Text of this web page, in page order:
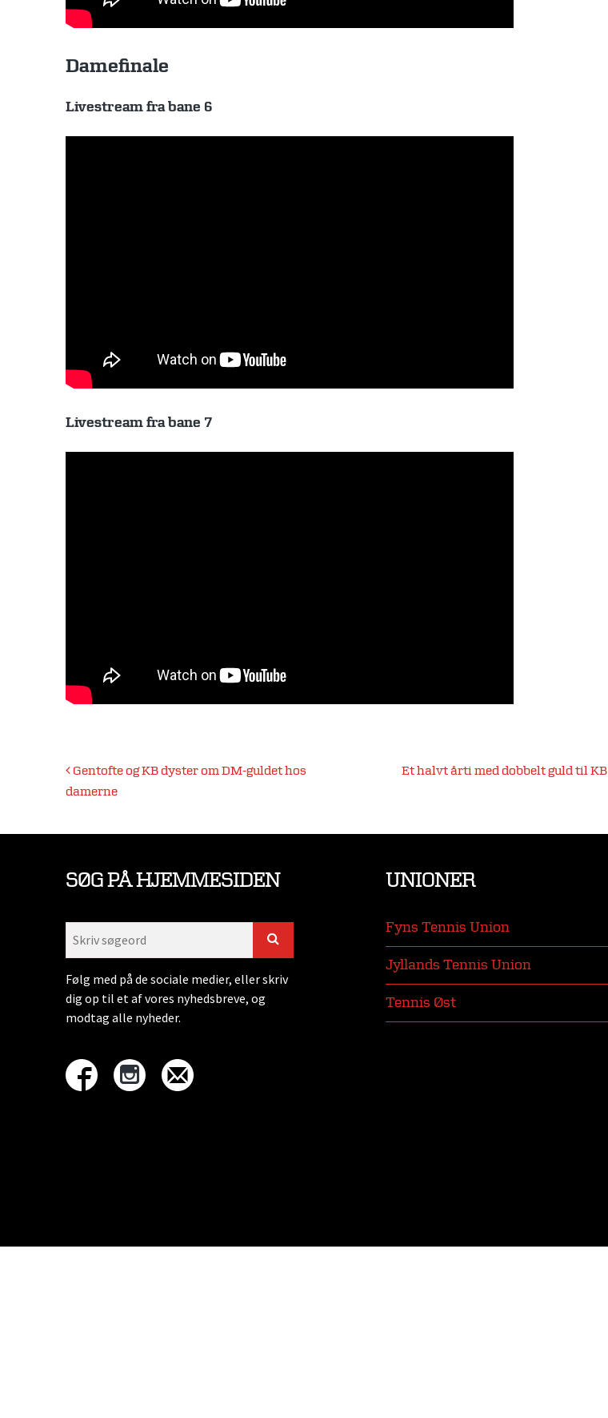
Damefinale
Livestream fra bane 6
Livestream fra bane 7
Indlægsnavigation
Gentofte og KB dyster om DM-guldet hos
damerne
Et halvt årti med dobbelt guld til KB
SØG PÅ HJEMMESIDEN
Følg med på de sociale medier, eller skriv
dig op til et af vores nyhedsbreve, og
modtag alle nyheder.
UNIONER
Fyns Tennis Union
Jyllands Tennis Union
Tennis Øst